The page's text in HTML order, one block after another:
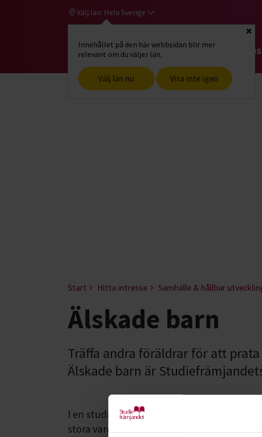
Välj län: Hela Sverige
Innehållet på den här webbsidan blir mer
relevant om du väljer län.
Välj län nu Visa inte igen
Stäng
Gå till studiefrämjandets startsidaHitta
Start Hitta intresse Samhälle & hållbar
Älskade barn
Träffa andra föräldrar för att
Älskade barn är
I en studiecirkel för
stora vardagsfrågor. Det kan handlar om